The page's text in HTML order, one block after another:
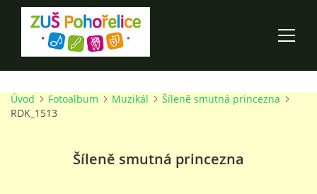
ÚVOD
Úvod Fotoalbum Muzikál
Šíleně smutná princezna
RDK_1513
Šíleně smutná princezna